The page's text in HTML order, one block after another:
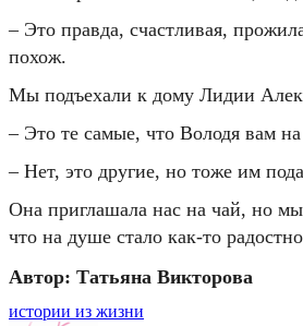
– Это правда, счастливая,
похож.
Мы подъехали к дому Лидии
– Это те самые, что Володя вам
– Нет, это другие, но тоже им
Она приглашала нас на чай, но
что на душе стало как-то
Автор: Татьяна Викторова
истории из жизни